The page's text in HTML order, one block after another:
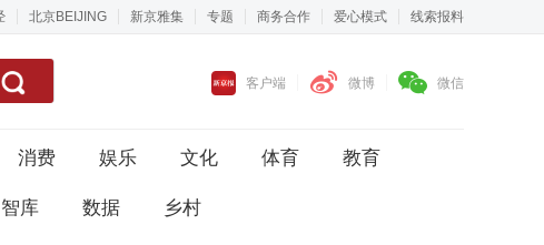
北京BEIJING 新京雅集 专题 商务合作 爱心模式 线索报料
客户端 微博 微信
消费 娱乐 文化 体育 教育
智库 数据 乡村